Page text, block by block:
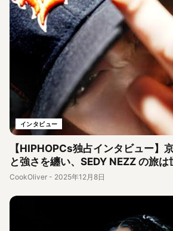
インタビュー
【HIPHOPCs独占インタビュー】
と強さを纏い、SEDY NEZZ の旅は
CookOliver - 2025年12月8日